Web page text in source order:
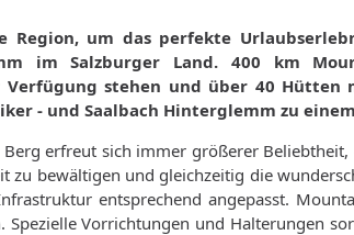
Region, um das perfekte
im Salzburger Land. 400 km
Verfügung stehen und über 40
- und Saalbach Hinterglemm zu
Berg erfreut sich immer größerer
zu bewältigen und gleichzeitig die
entsprechend angepasst.
Spezielle Vorrichtungen und Halterungen